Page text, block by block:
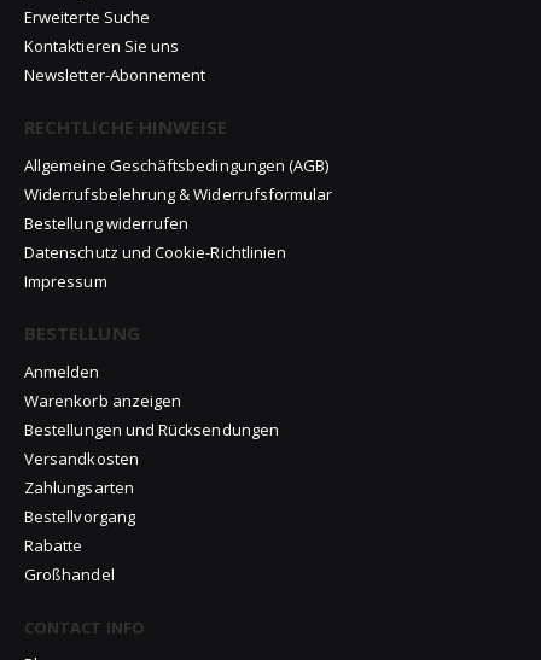
Erweiterte Suche
Kontaktieren Sie uns
Newsletter-Abonnement
RECHTLICHE HINWEISE
Allgemeine Geschäftsbedingungen (AGB)
Widerrufsbelehrung & Widerrufsformular
Bestellung widerrufen
Datenschutz und Cookie-Richtlinien
Impressum
BESTELLUNG
Anmelden
Warenkorb anzeigen
Bestellungen und Rücksendungen
Versandkosten
Zahlungsarten
Bestellvorgang
Rabatte
Großhandel
CONTACT INFO